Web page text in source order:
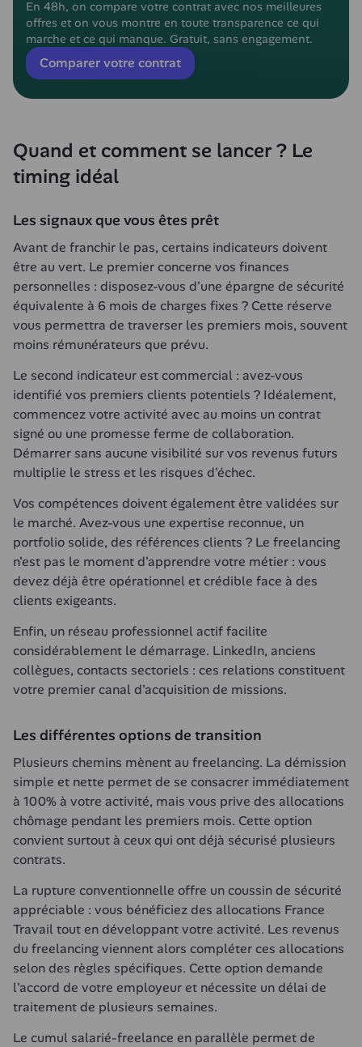
En 48h, on compare votre contrat avec nos meilleures
offres et on vous montre en toute transparence ce qui
marche et ce qui manque. Gratuit, sans engagement.
Comparer votre contrat
Quand et comment se lancer ? Le
timing idéal
Les signaux que vous êtes prêt
Avant de franchir le pas, certains indicateurs doivent
être au vert. Le premier concerne vos finances
personnelles : disposez-vous d'une épargne de sécurité
équivalente à 6 mois de charges fixes ? Cette réserve
vous permettra de traverser les premiers mois, souvent
moins rémunérateurs que prévu.
Le second indicateur est commercial : avez-vous
identifié vos premiers clients potentiels ? Idéalement,
commencez votre activité avec au moins un contrat
signé ou une promesse ferme de collaboration.
Démarrer sans aucune visibilité sur vos revenus futurs
multiplie le stress et les risques d'échec.
Vos compétences doivent également être validées sur
le marché. Avez-vous une expertise reconnue, un
portfolio solide, des références clients ? Le freelancing
n'est pas le moment d'apprendre votre métier : vous
devez déjà être opérationnel et crédible face à des
clients exigeants.
Enfin, un réseau professionnel actif facilite
considérablement le démarrage. LinkedIn, anciens
collègues, contacts sectoriels : ces relations constituent
votre premier canal d'acquisition de missions.
Les différentes options de transition
Plusieurs chemins mènent au freelancing. La démission
simple et nette permet de se consacrer immédiatement
à 100% à votre activité, mais vous prive des allocations
chômage pendant les premiers mois. Cette option
convient surtout à ceux qui ont déjà sécurisé plusieurs
contrats.
La rupture conventionnelle offre un coussin de sécurité
appréciable : vous bénéficiez des allocations France
Travail tout en développant votre activité. Les revenus
du freelancing viennent alors compléter ces allocations
selon des règles spécifiques. Cette option demande
l'accord de votre employeur et nécessite un délai de
traitement de plusieurs semaines.
Le cumul salarié-freelance en parallèle permet de